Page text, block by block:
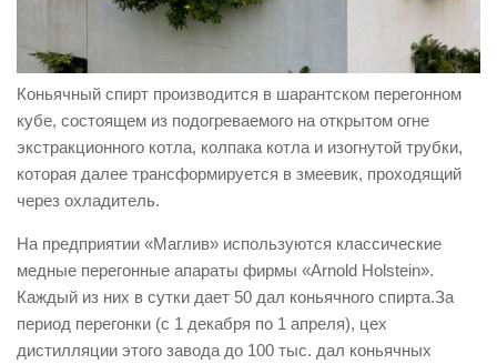
Коньячный спирт производится в шарантском перегонном
кубе, состоящем из подогреваемого на открытом огне
экстракционного котла, колпака котла и изогнутой трубки,
которая далее трансформируется в змеевик, проходящий
через охладитель.
На предприятии «Маглив» используются классические
медные перегонные апараты фирмы «Arnold Holstein».
Каждый из них в сутки дает 50 дал коньячного спирта.За
период перегонки (с 1 декабря по 1 апреля), цех
дистилляции этого завода до 100 тыс. дал коньячных